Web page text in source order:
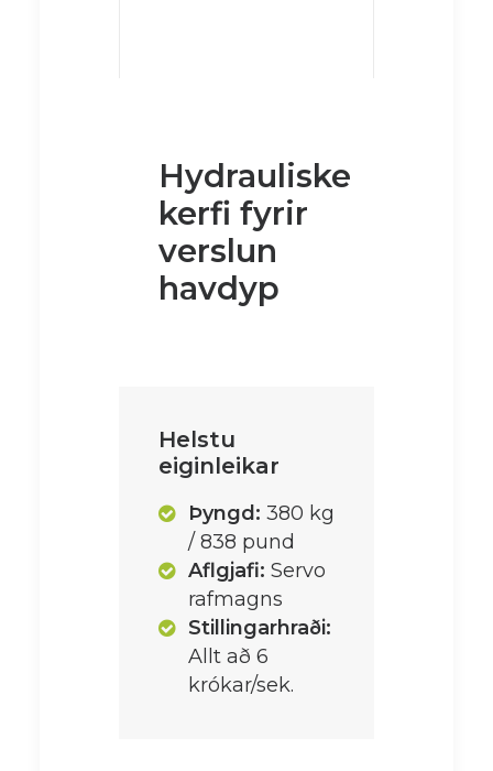
Hydrauliske
kerfi fyrir
verslun
havdyp
Helstu
eiginleikar
Þyngd: 380 kg
/ 838 pund
Aflgjafi: Servo
rafmagns
Stillingarhraði:
Allt að 6
krókar/sek.